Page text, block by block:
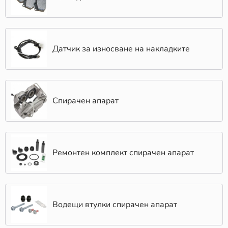
за ръчна спирачка?
С времето и с редовната употреба челюстите за
ръчна спирачка могат да се износят. Това води до
загуба на ефективност и повишен риск от повреда на
спирачната система. Основните признаци, че
челюстите за ръчна спирачка трябва да бъдат
заменени, включват:
Удължен спирачен път
че фрикционният материал на челюстите е
износен.
Шум и вибрации: Корозия или повреда на
челюстите може да доведе до неприятни звуци
при задействане на ръчната спирачка.
Намалена ефективност на ръчната спирачка
износени и трябва да бъдат заменени.
Датчик за износване на накладките
Спирачен апарат
Ремонтен комплект спирачен апарат
Водещи втулки спирачен апарат